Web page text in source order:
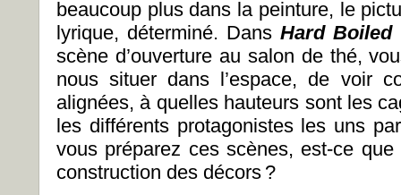
beaucoup plus dans la peinture, le
lyrique, déterminé. DansHard Boiled
scène d’ouverture au salon de thé,
nous situer dans l’espace, de voir
alignées, à quelles hauteurs sont les
les différents protagonistes les uns
vous préparez ces scènes, est-ce
construction des décors ?